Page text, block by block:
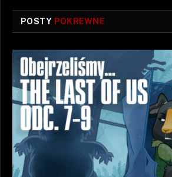
POSTY POKREWNE